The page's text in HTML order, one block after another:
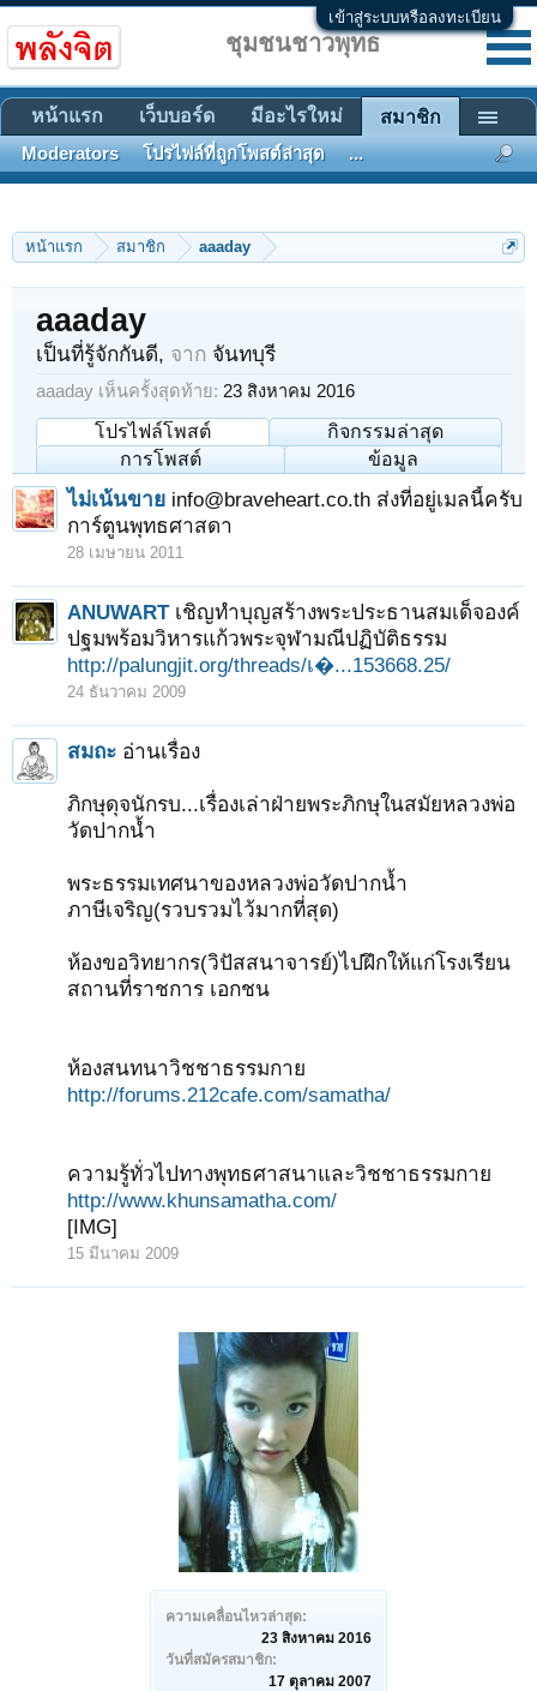
เข้าสู่ระบบหรือลงทะเบียน
หน้าแรก สมาชิก aaaday
ความเคลื่อนไหวล่าสุด:
23 สิงหาคม 2016
วันที่สมัครสมาชิก:
17 ตุลาคม 2007
aaaday
เป็นที่รู้จักกันดี, จาก จันทบุรี
aaaday เห็นครั้งสุดท้าย: 23 สิงหาคม 2016
โปรไฟล์โพสต์
กิจกรรมล่าสุด
การโพสต์
ข้อมูล
ไม่เน้นขาย info@braveheart.co.th ส่งที่อยู่เมลนี้ครับ
การ์ตูนพุทธศาสดา
28 เมษายน 2011
ANUWART เชิญทำบุญสร้างพระประธานสมเด็จองค์
ปฐมพร้อมวิหารแก้วพระจุฬามณีปฏิบัติธรรม
http://palungjit.org/threads/เ�...153668.25/
24 ธันวาคม 2009
สมถะ อ่านเรื่อง
ภิกษุดุจนักรบ...เรื่องเล่าฝ่ายพระภิกษุในสมัยหลวงพ่อ
วัดปากน้ำ
พระธรรมเทศนาของหลวงพ่อวัดปากน้ำ
ภาษีเจริญ(รวบรวมไว้มากที่สุด)
ห้องขอวิทยากร(วิปัสสนาจารย์)ไปฝึกให้แก่โรงเรียน
สถานที่ราชการ เอกชน
ห้องสนทนาวิชชาธรรมกาย
http://forums.212cafe.com/samatha/
ความรู้ทั่วไปทางพุทธศาสนาและวิชชาธรรมกาย
http://www.khunsamatha.com/
[IMG]
15 มีนาคม 2009
ชุมชนชาวพุทธ
หน้าแรก เว็บบอร์ด มีอะไรใหม่ สมาชิก
Moderators โปรไฟล์ที่ถูกโพสต์ล่าสุด ...